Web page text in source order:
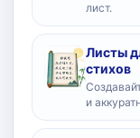
лист.
Листы
стихов
и